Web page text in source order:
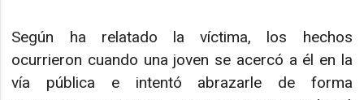
Según ha relatado la víctima, los hechos
ocurrieron cuando una joven se acercó a él en la
vía pública e intentó abrazarle de forma